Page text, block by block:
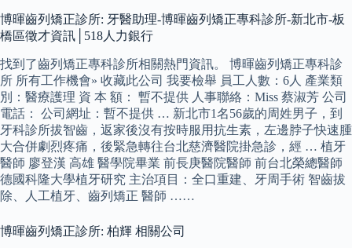
博暉齒列矯正診所: 牙醫助理-博暉齒列矯正專科診所-新北市-板
橋區徵才資訊│518人力銀行
找到了齒列矯正專科診所相關熱門資訊。 博暉齒列矯正專科診
所 所有工作機會» 收藏此公司 我要檢舉 員工人數：6人 產業類
別：醫療護理 資 本 額： 暫不提供 人事聯絡：Miss 蔡淑芳 公司
電話： 公司網址：暫不提供 … 新北市1名56歲的周姓男子，到
牙科診所拔智齒，返家後沒有按時服用抗生素，左邊脖子快速腫
大合併劇烈疼痛，後緊急轉往台北慈濟醫院掛急診，經 … 植牙
醫師 廖登漢 高雄 醫學院畢業 前長庚醫院醫師 前台北榮總醫師
德國科隆大學植牙研究 主治項目：全口重建、牙周手術 智齒拔
除、人工植牙、齒列矯正 醫師 ……
博暉齒列矯正診所: 柏輝 相關公司